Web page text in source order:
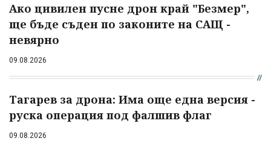
Ако цивилен пусне дрон край "Безмер",
ще бъде съден по законите на САЩ -
невярно
09.08.2026
Тагарев за дрона: Има още една версия -
руска операция под фалшив флаг
09.08.2026